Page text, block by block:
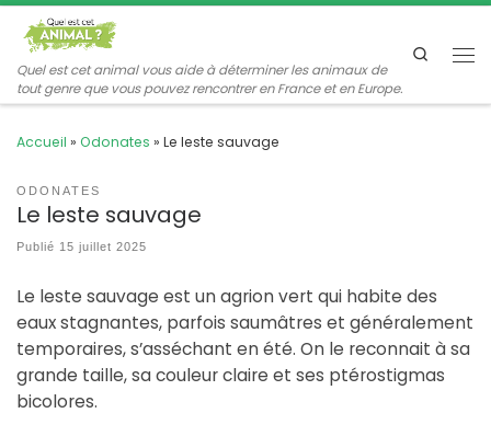
Passer au contenu
Quel est cet animal vous aide à déterminer les animaux de
tout genre que vous pouvez rencontrer en France et en Europe.
Search
Accueil » Odonates » Le leste sauvage
ODONATES
Le leste sauvage
Publié 15 juillet 2025
Le leste sauvage est un agrion vert qui habite des
eaux stagnantes, parfois saumâtres et généralement
temporaires, s’asséchant en été. On le reconnait à sa
grande taille, sa couleur claire et ses ptérostigmas
bicolores.